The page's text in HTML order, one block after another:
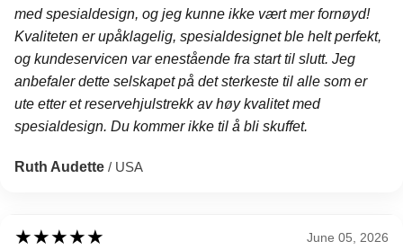
med spesialdesign, og jeg kunne ikke vært mer fornøyd!
Kvaliteten er upåklagelig, spesialdesignet ble helt perfekt,
og kundeservicen var enestående fra start til slutt. Jeg
anbefaler dette selskapet på det sterkeste til alle som er
ute etter et reservehjulstrekk av høy kvalitet med
spesialdesign. Du kommer ikke til å bli skuffet.
Ruth Audette / USA
★★★★★ June 05, 2026